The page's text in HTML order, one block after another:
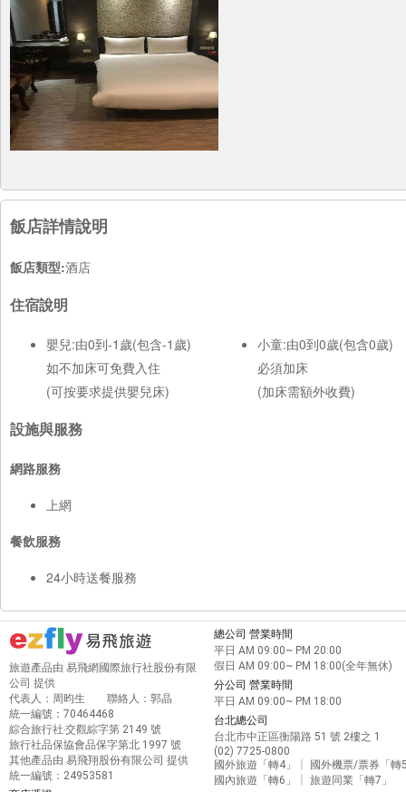
飯店詳情說明
飯店類型:酒店
住宿說明
嬰兒:由0到-1歲(包含-1歲)
如不加床可免費入住
(可按要求提供嬰兒床)
小童:由0到0歲(包含0歲)
必須加床
(加床需額外收費)
設施與服務
網路服務
上網
餐飲服務
24小時送餐服務